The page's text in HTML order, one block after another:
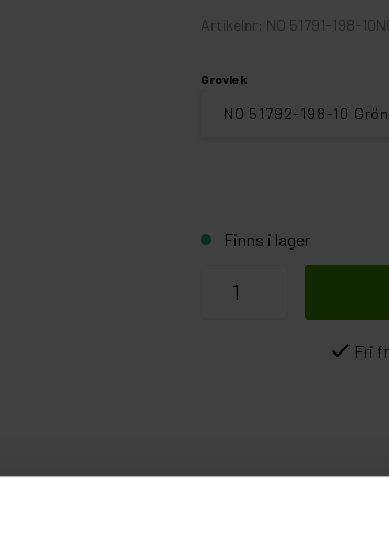
Artikelnr: NO 51791-198-
Grovlek
Finns i lager
Fri